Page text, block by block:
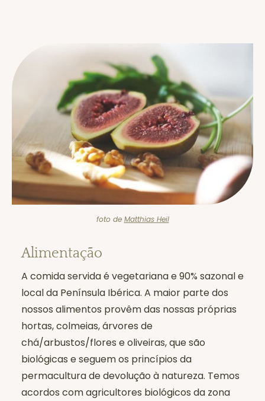
Alimentação
A comida servida é vegetariana e 90% sazonal e
local da Península Ibérica. A maior parte dos
nossos alimentos provêm das nossas próprias
hortas, colmeias, árvores de
chá/arbustos/flores e oliveiras, que são
biológicas e seguem os princípios da
permacultura de devolução à natureza. Temos
acordos com agricultores biológicos da zona
foto de Matthias Heil